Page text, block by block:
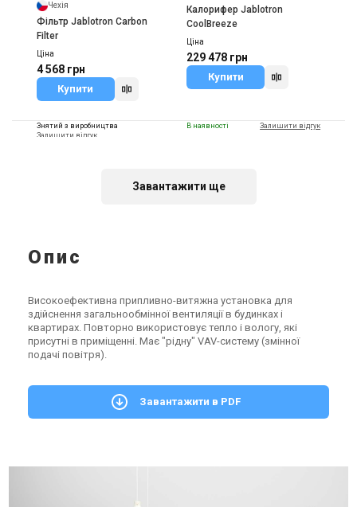
Чехія
Фільтр Jablotron Carbon
Filter
Ціна
4 568 грн
Купити
Калорифер Jablotron
CoolBreeze
Ціна
229 478 грн
Купити
Знятий з виробництва
Залишити відгук
Jablotron Room CO2 Sensor
Купити
В наявності Залишити відгук
Купити
Завантажити ще
Опис
Високоефективна припливно-витяжна установка для
здійснення загальнообмінної вентиляції в будинках і
квартирах. Повторно використовує тепло і вологу, які
присутні в приміщенні. Має "рідну" VAV-систему (змінної
подачі повітря).
Завантажити в PDF